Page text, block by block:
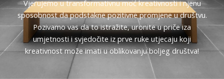
Vjerujemo u transformativnu moć kreativnosti i njenu
sposobnost da podstakne pozitivne promjene u društvu.
Pozivamo vas da to istražite, uronite u priče iza
umjetnosti i svjedočite iz prve ruke utjecaju koji
kreativnost može imati u oblikovanju boljeg društva!